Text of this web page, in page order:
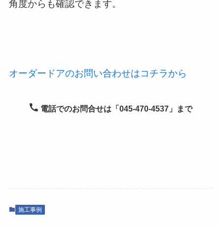
角度からも確認できます。
オーダードアのお問い合わせはコチラから
電話でのお問合せは「045-470-4537」まで
施工事例